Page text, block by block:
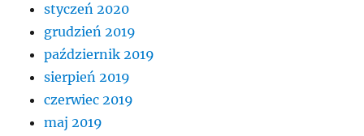
styczeń 2020
grudzień 2019
październik 2019
sierpień 2019
czerwiec 2019
maj 2019